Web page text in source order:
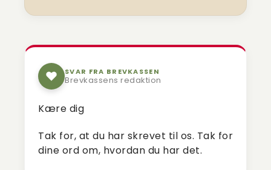
SVAR FRA BREVKASSEN
Brevkassens redaktion
Kære dig
Tak for, at du har skrevet til os. Tak for
dine ord om, hvordan du har det.